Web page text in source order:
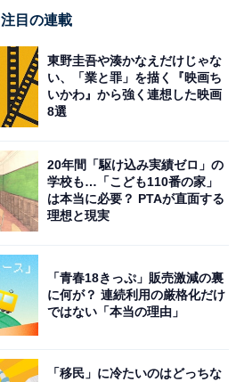
注目の連載
東野圭吾や湊かなえだけじゃな
い、「業と罪」を描く『映画ち
いかわ』から強く連想した映画
8選
20年間「駆け込み実績ゼロ」の
学校も…「こども110番の家」
は本当に必要？ PTAが直面する
理想と現実
「青春18きっぷ」販売激減の裏
に何が？ 連続利用の厳格化だけ
ではない「本当の理由」
「移民」に冷たいのはどっちな